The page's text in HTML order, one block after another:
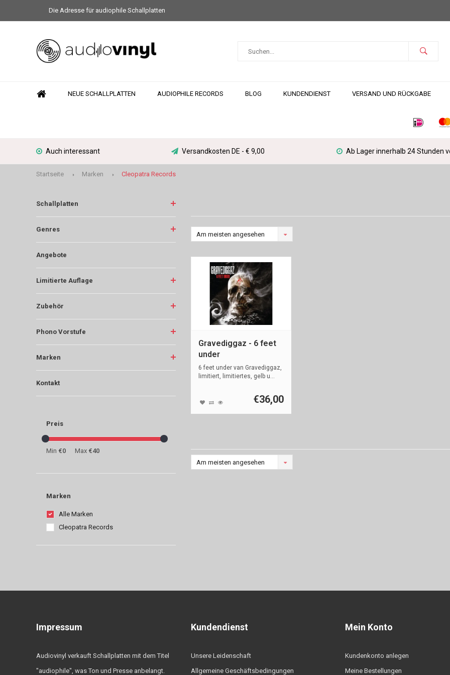
Die Adresse für audiophile Schallplatten
NEUE SCHALLPLATTEN AUDIOPHILE RECORDS BLOG KUNDENDIENST VERSAND UND RÜCKGABE
Auch interessant Versandkosten DE - € 9,00 Ab Lager innerhalb 24 Stunden
Startseite Marken Cleopatra Records
Schallplatten
Genres
Angebote
Limitierte Auflage
Zubehör
Phono Vorstufe
Marken
Kontakt
Preis
Min €0 Max €40
Marken
Alle Marken
Cleopatra Records
Am meisten angesehen
Gravediggaz - 6 feet
under
6 feet under van Gravediggaz,
limitiert, limitiertes, gelb u...
€36,00
Am meisten angesehen
Impressum
Audiovinyl verkauft Schallplatten mit dem Titel
"audiophile", was Ton und Presse anbelangt.
Kundendienst
Unsere Leidenschaft
Allgemeine Geschäftsbedingungen
Mein Konto
Kundenkonto anlegen
Meine Bestellungen